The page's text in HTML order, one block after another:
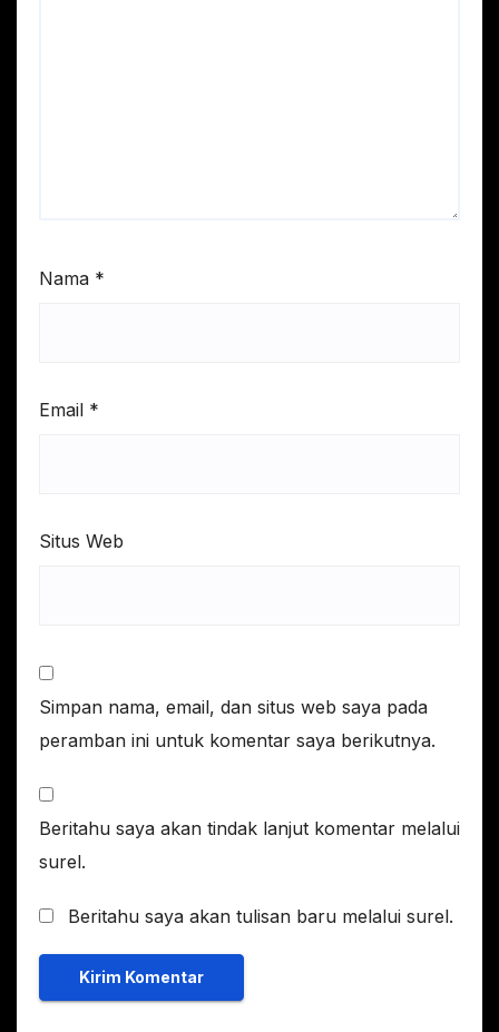
Nama *
Email *
Situs Web
Simpan nama, email, dan situs web saya pada
peramban ini untuk komentar saya berikutnya.
Beritahu saya akan tindak lanjut komentar melalui
surel.
Beritahu saya akan tulisan baru melalui surel.